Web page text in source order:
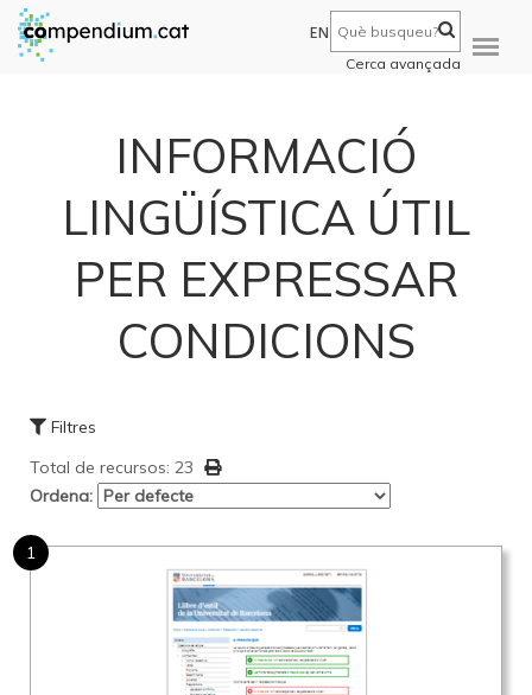
EN
Cerca avançada
INFORMACIÓ
LINGÜÍSTICA ÚTIL
PER EXPRESSAR
CONDICIONS
Filtres
Total de recursos: 23
Ordena:
1